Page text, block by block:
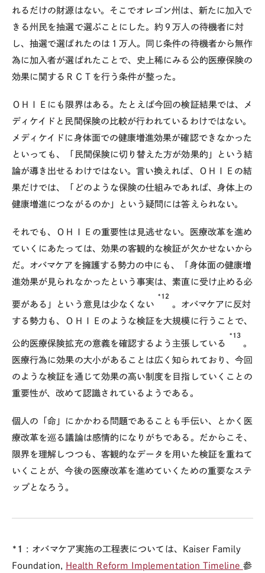
れるだけの財源はない。そこでオレゴン州は、新たに加入で
きる州民を抽選で選ぶことにした。約９万人の待機者に対
し、抽選で選ばれたのは１万人。同じ条件の待機者から無作
為に加入者が選ばれたことで、史上稀にみる公的医療保険の
効果に関するＲＣＴを行う条件が整った。
ＯＨＩＥにも限界はある。たとえば今回の検証結果では、メ
ディケイドと民間保険の比較が行われているわけではない。
メディケイドに身体面での健康増進効果が確認できなかった
といっても、「民間保険に切り替えた方が効果的」という結
論が導き出せるわけではない。言い換えれば、ＯＨＩＥの結
果だけでは、「どのような保険の仕組みであれば、身体上の
健康増進につながるのか」という疑問には答えられない。
それでも、ＯＨＩＥの重要性は見逃せない。医療改革を進め
ていくにあたっては、効果の客観的な検証が欠かせないから
だ。オバマケアを擁護する勢力の中にも、「身体面の健康増
進効果が見られなかったという事実は、素直に受け止める必
要がある」という意見は少なくない
*12
。オバマケアに反対
する勢力も、ＯＨＩＥのような検証を大規模に行うことで、
公的医療保険拡充の意義を確認するよう主張している
*13
。
医療行為に効果の大小があることは広く知られており、今回
のような検証を通じて効果の高い制度を目指していくことの
重要性が、改めて認識されているようである。
個人の「命」にかかわる問題であることも手伝い、とかく医
療改革を巡る議論は感情的になりがちである。だからこそ、
限界を理解しつつも、客観的なデータを用いた検証を重ねて
いくことが、今後の医療改革を進めていくための重要なステ
ップとなろう。
*1 : オバマケア実施の工程表については、Kaiser Family
Foundation, Health Reform Implementation Timeline 参